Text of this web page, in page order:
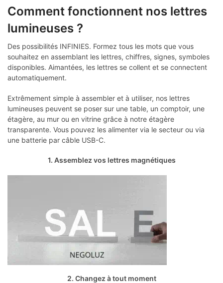
Comment fonctionnent nos lettres
lumineuses ?
Des possibilités INFINIES. Formez tous les mots que vous
souhaitez en assemblant les lettres, chiffres, signes, symboles
disponibles. Aimantées, les lettres se collent et se connectent
automatiquement.
Extrêmement simple à assembler et à utiliser, nos lettres
lumineuses peuvent se poser sur une table, un comptoir, une
étagère, au mur ou en vitrine grâce à notre étagère
transparente. Vous pouvez les alimenter via le secteur ou via
une batterie par câble USB-C.
1. Assemblez vos lettres magnétiques
2. Changez à tout moment